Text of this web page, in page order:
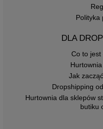
Polityka
DLA
Co to jest
Jak
Dropshipping
Hurtownia dla sklepów
butiku